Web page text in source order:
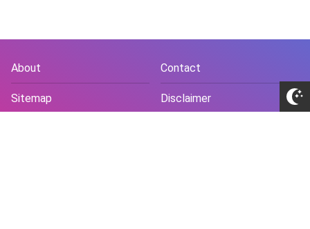
About Contact
Sitemap Disclaimer